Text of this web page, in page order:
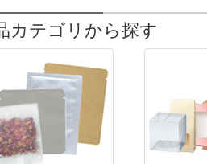
カテゴリから探す